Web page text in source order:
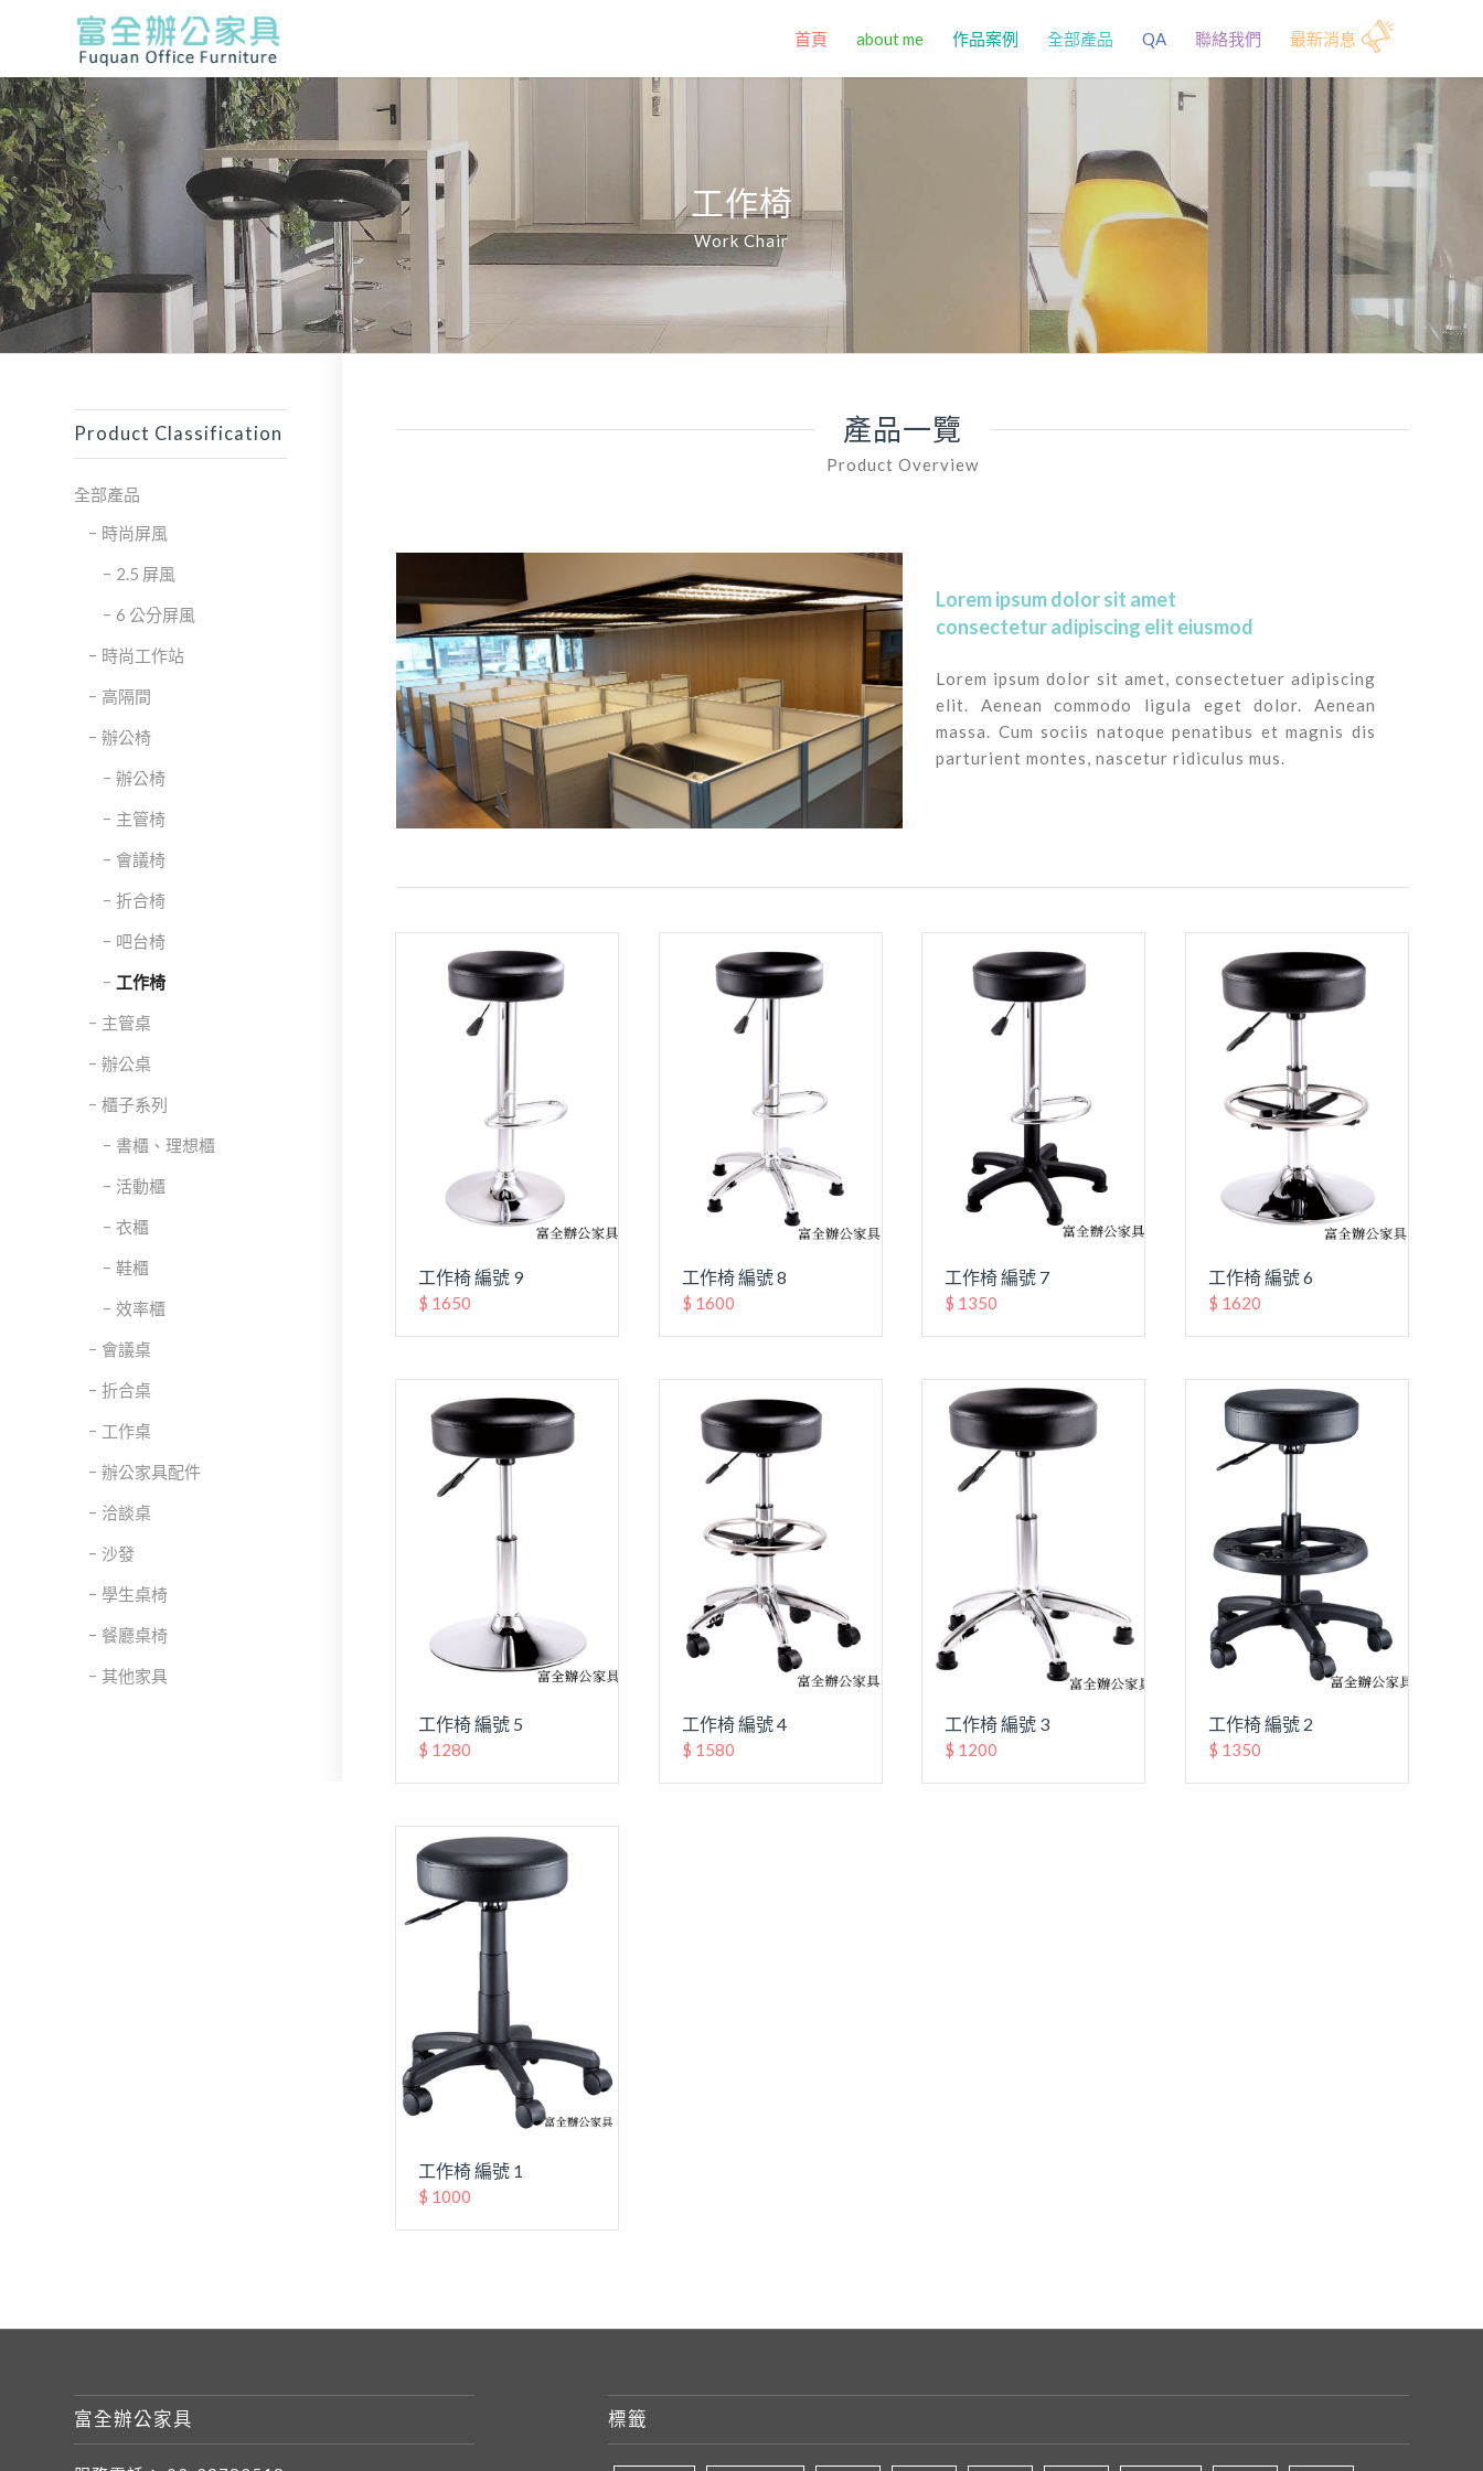
首頁 about me 作品案例 全部產品 QA 聯絡我們 最新消息
工作椅
Work Chair
產品一覽
Product Overview
Lorem ipsum dolor sit amet
consectetur adipiscing elit eiusmod
Lorem ipsum dolor sit amet, consectetuer adipiscing
elit. Aenean commodo ligula eget dolor. Aenean
massa. Cum sociis natoque penatibus et magnis dis
parturient montes, nascetur ridiculus mus.
工作椅 編號 9
$ 1650
工作椅 編號 8
$ 1600
工作椅 編號 7
$ 1350
工作椅 編號 6
$ 1620
工作椅 編號 5
$ 1280
工作椅 編號 4
$ 1580
工作椅 編號 3
$ 1200
工作椅 編號 2
$ 1350
工作椅 編號 1
$ 1000
Product Classification
全部產品
時尚屏風
2.5 屏風
6 公分屏風
時尚工作站
高隔間
辦公椅
辦公椅
主管椅
會議椅
折合椅
吧台椅
工作椅
主管桌
辦公桌
櫃子系列
書櫃、理想櫃
活動櫃
衣櫃
鞋櫃
效率櫃
會議桌
折合桌
工作桌
辦公家具配件
洽談桌
沙發
學生桌椅
餐廳桌椅
其他家具
富全辦公家具 標籤